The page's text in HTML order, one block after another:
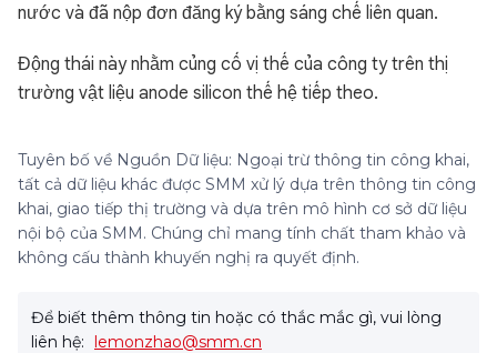
nước và đã nộp đơn đăng ký bằng sáng chế liên quan.
Động thái này nhằm củng cố vị thế của công ty trên thị
trường vật liệu anode silicon thế hệ tiếp theo.
Tuyên bố về Nguồn Dữ liệu: Ngoại trừ thông tin công khai,
tất cả dữ liệu khác được SMM xử lý dựa trên thông tin công
khai, giao tiếp thị trường và dựa trên mô hình cơ sở dữ liệu
nội bộ của SMM. Chúng chỉ mang tính chất tham khảo và
không cấu thành khuyến nghị ra quyết định.
Để biết thêm thông tin hoặc có thắc mắc gì, vui lòng
liên hệ: lemonzhao@smm.cn